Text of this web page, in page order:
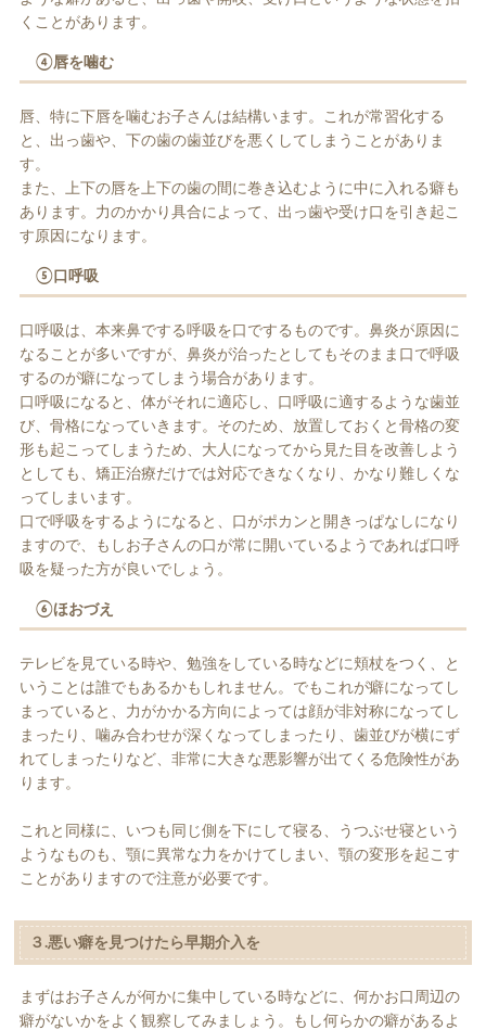
くことがあります。
④唇を噛む
唇、特に下唇を噛むお子さんは結構います。これが常習化する
と、出っ歯や、下の歯の歯並びを悪くしてしまうことがありま
す。
また、上下の唇を上下の歯の間に巻き込むように中に入れる癖も
あります。力のかかり具合によって、出っ歯や受け口を引き起こ
す原因になります。
⑤口呼吸
口呼吸は、本来鼻でする呼吸を口でするものです。鼻炎が原因に
なることが多いですが、鼻炎が治ったとしてもそのまま口で呼吸
するのが癖になってしまう場合があります。
口呼吸になると、体がそれに適応し、口呼吸に適するような歯並
び、骨格になっていきます。そのため、放置しておくと骨格の変
形も起こってしまうため、大人になってから見た目を改善しよう
としても、矯正治療だけでは対応できなくなり、かなり難しくな
ってしまいます。
口で呼吸をするようになると、口がポカンと開きっぱなしになり
ますので、もしお子さんの口が常に開いているようであれば口呼
吸を疑った方が良いでしょう。
⑥ほおづえ
テレビを見ている時や、勉強をしている時などに頬杖をつく、と
いうことは誰でもあるかもしれません。でもこれが癖になってし
まっていると、力がかかる方向によっては顔が非対称になってし
まったり、噛み合わせが深くなってしまったり、歯並びが横にず
れてしまったりなど、非常に大きな悪影響が出てくる危険性があ
ります。
これと同様に、いつも同じ側を下にして寝る、うつぶせ寝という
ようなものも、顎に異常な力をかけてしまい、顎の変形を起こす
ことがありますので注意が必要です。
３.悪い癖を見つけたら早期介入を
まずはお子さんが何かに集中している時などに、何かお口周辺の
癖がないかをよく観察してみましょう。もし何らかの癖があるよ